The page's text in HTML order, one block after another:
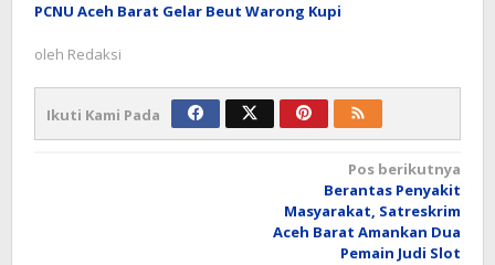
PCNU Aceh Barat Gelar Beut Warong Kupi
oleh Redaksi
Ikuti Kami Pada
Pos berikutnya
Berantas Penyakit
Masyarakat, Satreskrim
Aceh Barat Amankan Dua
Pemain Judi Slot